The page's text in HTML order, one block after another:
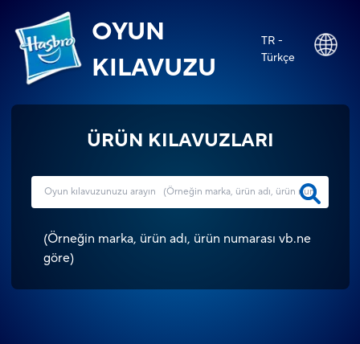
OYUN
KILAVUZU
TR -
Türkçe
ÜRÜN KILAVUZLARI
(Örneğin marka, ürün adı, ürün numarası vb.ne
göre)